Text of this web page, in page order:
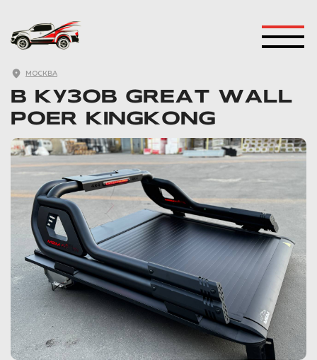
МОСКВА
ДУГА БЕЗОПАСНОСТИ
В КУЗОВ GREAT WALL
POER KINGKONG